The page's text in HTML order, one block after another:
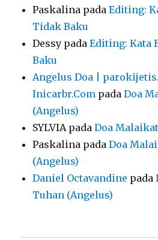
Paskalina padaEditing:
Tidak Baku
Dessy padaEditing: Kata
Baku
Angelus Doa |
Inicarbr.Com padaDoa
(Angelus)
SYLVIA padaDoa
Paskalina padaDoa
(Angelus)
Daniel Octavandine pada
Tuhan (Angelus)